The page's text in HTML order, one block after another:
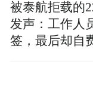
被泰航拒载的
发声：工作人
签，最后却自